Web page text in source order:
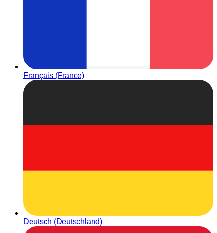
Français (France)
Deutsch (Deutschland)